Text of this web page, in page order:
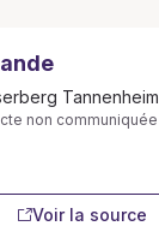
Tannenheim
non communiquée
Voir la source